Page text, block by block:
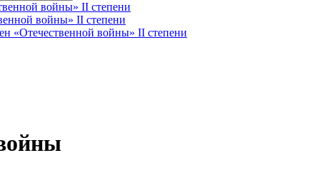
войны» II степени
войны» II степени
«Отечественной войны» II степени